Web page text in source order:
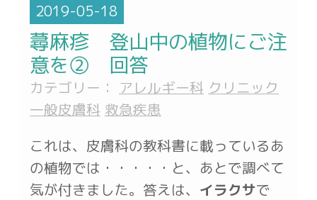
2019-05-18
蕁麻疹 登山中の植物にご注
意を② 回答
カテゴリー： アレルギー科 クリニック
一般皮膚科 救急疾患
これは、皮膚科の教科書に載っているあ
の植物では・・・・・と、あとで調べて
気が付きました。答えは、 イラクサで